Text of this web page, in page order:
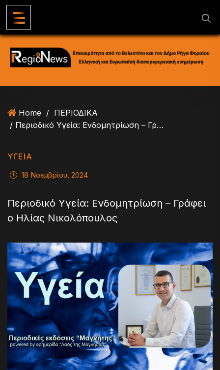
Home / ΠΕΡΙΟΔΙΚΑ
/ Περιοδικό Υγεία: Ενδομητρίωση – Γράφει ο Ηλίας Νικολόπουλος
ΥΓΕΊΑ
18 Νοεμβρίου, 2024
Περιοδικό Υγεία: Ενδομητρίωση – Γράφει
ο Ηλίας Νικολόπουλος